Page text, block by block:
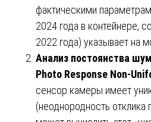
фактическими
2024 года в контейнере,
2022 года) указывает на
Анализ постоянства
Photo Response Non-
сенсор камеры имеет
(неоднородность отклика